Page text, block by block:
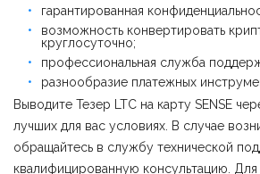
гарантированная
возможность конвертировать
круглосуточно;
профессиональная служба
разнообразие платежных
Выводите Тезер LTC на карту SENSE
лучших для вас условиях. В случае
обращайтесь в службу технической
квалифицированную консультацию.